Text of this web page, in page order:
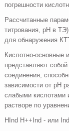
погрешности
Рассчитанные
титрования, pH в
для обнаружения
Кислотно-основные
представляют
соединения,
зависимости от pH
слабыми кислотами
растворе по
HInd H++Ind - или